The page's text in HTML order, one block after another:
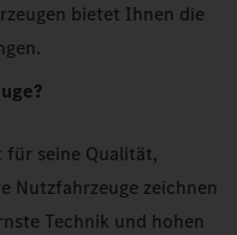
bietet Ihnen die
für seine Qualität,
Nutzfahrzeuge zeichnen
Technik und hohen